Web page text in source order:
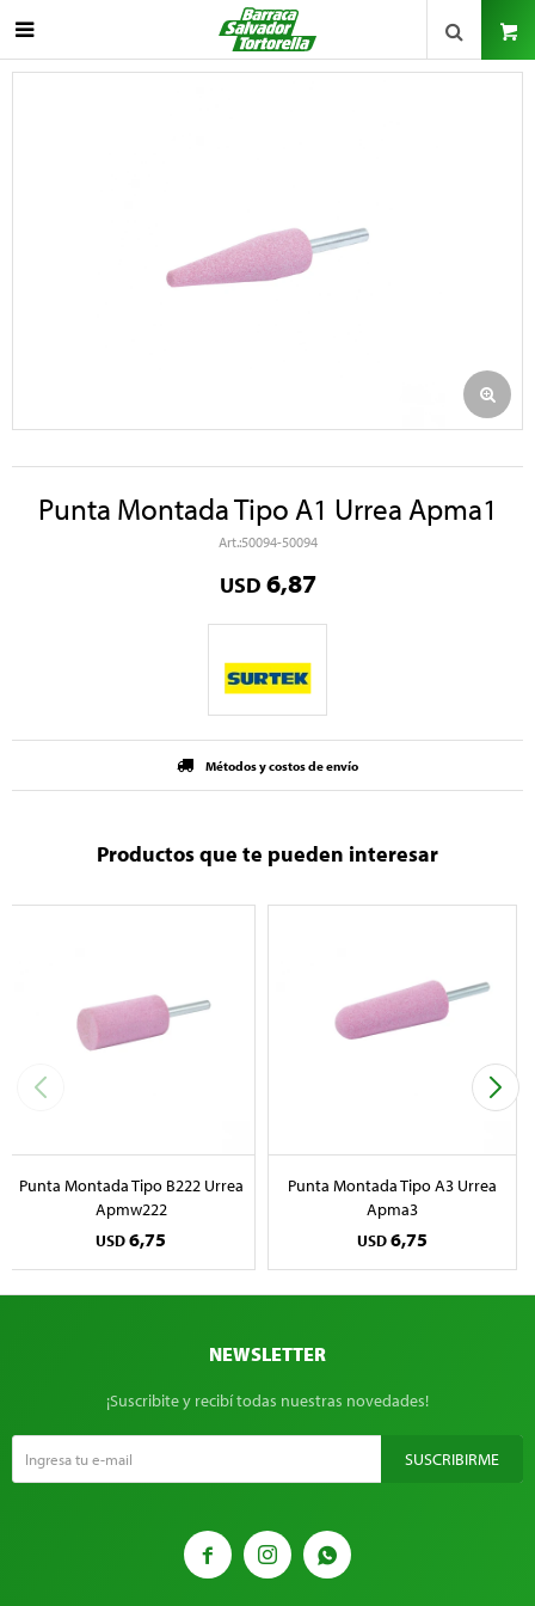

Punta Montada Tipo A1 Urrea Apma1
50094-50094
USD 6,87
Métodos y costos de envío
Productos que te pueden interesar
Punta Montada Tipo B222 Urrea
Apmw222
USD6,75
Punta Montada Tipo A3 Urrea
Apma3
USD6,75
  
NEWSLETTER
¡Suscribite y recibí todas nuestras novedades!
SUSCRIBIRME